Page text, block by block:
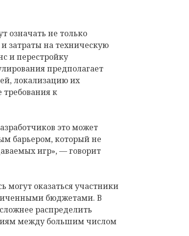
означать не только
затраты на техническую
и перестройку
предполагает
локализацию их
к
это может
барьером, который не
игр», — говорит
могут оказаться участники
бюджетами. В
распределить
между большим числом